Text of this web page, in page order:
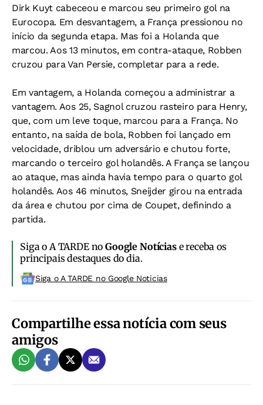
Dirk Kuyt cabeceou e marcou seu primeiro gol na
Eurocopa. Em desvantagem, a França pressionou no
início da segunda etapa. Mas foi a Holanda que
marcou. Aos 13 minutos, em contra-ataque, Robben
cruzou para Van Persie, completar para a rede.
Em vantagem, a Holanda começou a administrar a
vantagem. Aos 25, Sagnol cruzou rasteiro para Henry,
que, com um leve toque, marcou para a França. No
entanto, na saída de bola, Robben foi lançado em
velocidade, driblou um adversário e chutou forte,
marcando o terceiro gol holandês. A França se lançou
ao ataque, mas ainda havia tempo para o quarto gol
holandês. Aos 46 minutos, Sneijder girou na entrada
da área e chutou por cima de Coupet, definindo a
partida.
Siga o A TARDE noGoogle Notíciase receba os
principais destaques do dia.
Siga o A TARDE no Google Noticias
Compartilhe essa notícia com seus
amigos